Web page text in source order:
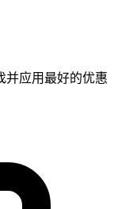
并应用最好的优惠